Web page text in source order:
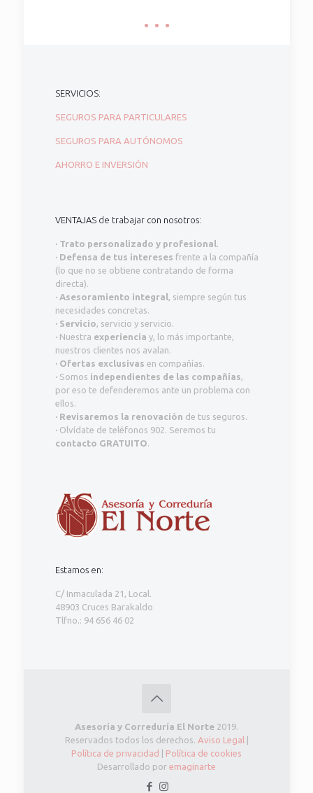
SERVICIOS:
SEGUROS PARA PARTICULARES
SEGUROS PARA AUTÓNOMOS
AHORRO E INVERSIÓN
VENTAJAS de trabajar con nosotros:
· Trato personalizado y profesional.
· Defensa de tus intereses frente a la compañía
(lo que no se obtiene contratando de forma
directa).
· Asesoramiento integral, siempre según tus
necesidades concretas.
·Servicio, servicio y servicio.
·Nuestra experiencia y, lo más importante,
nuestros clientes nos avalan.
· Ofertas exclusivas en compañías.
·Somos independientes de las compañías,
por eso te defenderemos ante un problema con
ellos.
· Revisaremos la renovación de tus seguros.
·Olvídate de teléfonos 902. Seremos tu
contacto GRATUITO.
Estamos en:
C/ Inmaculada 21, Local.
48903 Cruces Barakaldo
Tlfno.: 94 656 46 02
Asesoría y Correduría El Norte 2019.
Reservados todos los derechos. Aviso Legal
Política de privacidad
Política de cookies
Desarrollado por emaginarte